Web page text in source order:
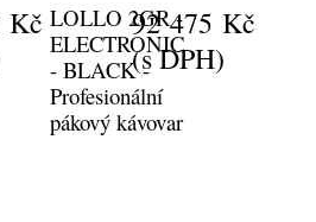
Kč LOLLO 2GR -
ELECTRONIC
- BLACK -
Profesionální
pákový kávovar
92 475 Kč
(s DPH)